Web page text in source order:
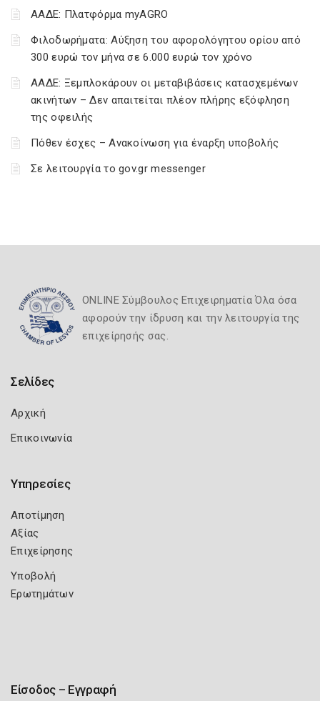
ΑΑΔΕ: Πλατφόρμα myAGRO
Φιλοδωρήματα: Αύξηση του αφορολόγητου ορίου από
300 ευρώ τον μήνα σε 6.000 ευρώ τον χρόνο
ΑΑΔΕ: Ξεμπλοκάρουν οι μεταβιβάσεις κατασχεμένων
ακινήτων – Δεν απαιτείται πλέον πλήρης εξόφληση
της οφειλής
Πόθεν έσχες – Ανακοίνωση για έναρξη υποβολής
Σε λειτουργία το gov.gr messenger
ONLINE Σύμβουλος Επιχειρηματία Όλα όσα
αφορούν την ίδρυση και την λειτουργία της
επιχείρησής σας.
Σελίδες
Αρχική
Επικοινωνία
Υπηρεσίες
Αποτίμηση
Αξίας
Επιχείρησης
Υποβολή
Ερωτημάτων
Είσοδος – Εγγραφή